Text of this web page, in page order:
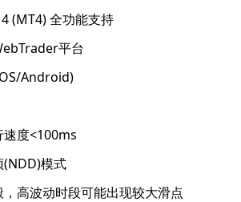
(MT4) 全功能支持
平台
Android)
度<100ms
(NDD)模式
高波动时段可能出现较大滑点